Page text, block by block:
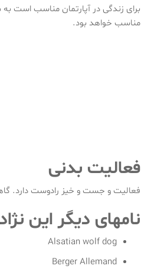
برای زندگی در آپارتمان مناسب است
مناسب خواهد بود.
فعالیت بدنی
فعالیت و جست و خیز رادوست دارد.
نامهای دیگر این
Alsatian wolf dog
Berger Allemand